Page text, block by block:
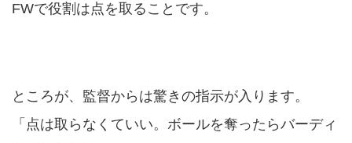
FWで役割は点を取ることです。
ところが、監督からは驚きの指示が入ります。
「点は取らなくていい。ボールを奪ったらバーディ